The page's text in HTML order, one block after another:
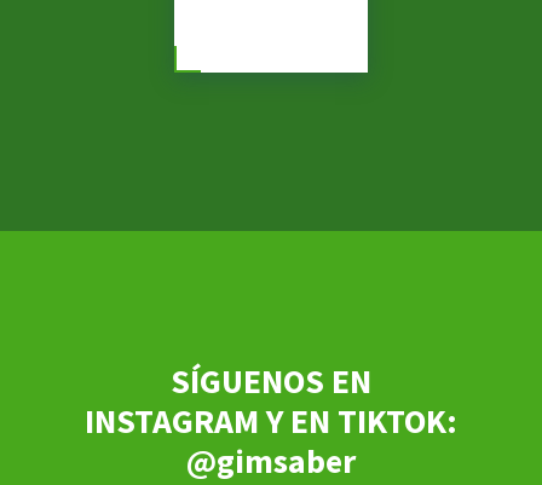
SÍGUENOS EN
INSTAGRAM Y EN TIKTOK:
@gimsaber